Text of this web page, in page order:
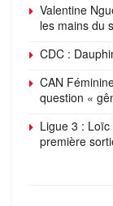
Valentine
les mains du
CDC :
CAN
question «
Ligue 3 :
première